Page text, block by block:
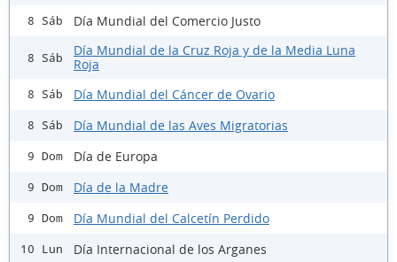
8 Sáb Día Mundial del Comercio Justo
8 Sáb
Día Mundial de la Cruz Roja y de la Media Luna
Roja
8 Sáb Día Mundial del Cáncer de Ovario
8 Sáb Día Mundial de las Aves Migratorias
9 Dom Día de Europa
9 Dom Día de la Madre
9 Dom Día Mundial del Calcetín Perdido
10 Lun Día Internacional de los Arganes